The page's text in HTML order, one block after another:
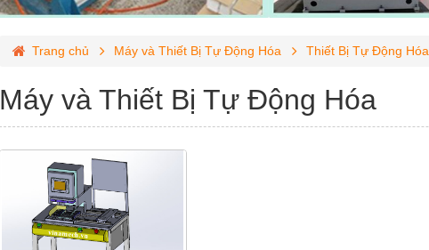
Trang chủ Máy và Thiết Bị Tự Động Hóa Thiết Bị Tự Động Hóa
Máy và Thiết Bị Tự Động Hóa